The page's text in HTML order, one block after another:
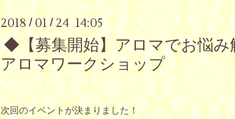
2018/01 /24 14:05
◆【募集開始】アロマでお悩み
アロマワークショップ
次回のイベントが決まりました！